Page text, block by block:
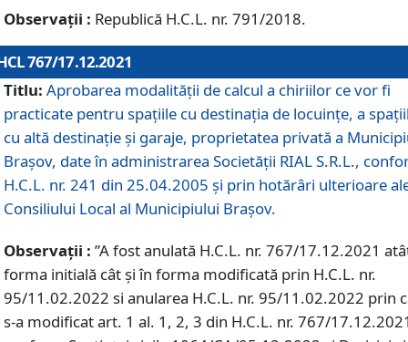
Observații : Republică H.C.L. nr. 791/2018.
767/17.12.2021
Titlu: Aprobarea modalității de calcul a chiriilor ce vor fi
practicate pentru spaţiile cu destinaţia de locuinţe, a
cu altă destinaţie şi garaje, proprietatea privată a
Braşov, date în administrarea Societăţii RIAL S.R.L.,
H.C.L. nr. 241 din 25.04.2005 și prin hotărâri ulterioare
Consiliului Local al Municipiului Braşov.
Observații : ”A fost anulată H.C.L. nr. 767/17.12.2021
forma initială cât și în forma modificată prin H.C.L. nr.
95/11.02.2022 si anularea H.C.L. nr. 95/11.02.2022 prin
s-a modificat art. 1 al. 1, 2, 3 din H.C.L. nr. 767/